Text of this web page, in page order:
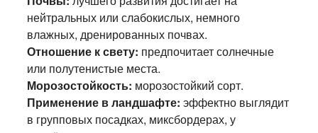
нейтральных или слабокислых, немного
влажных, дренированных почвах.
Отношение к свету: предпочитает солнечные
или полутенистые места.
Морозостойкость: морозостойкий сорт.
Применение в ландшафте: эффектно выглядит
в групповых посадках, миксбордерах, у